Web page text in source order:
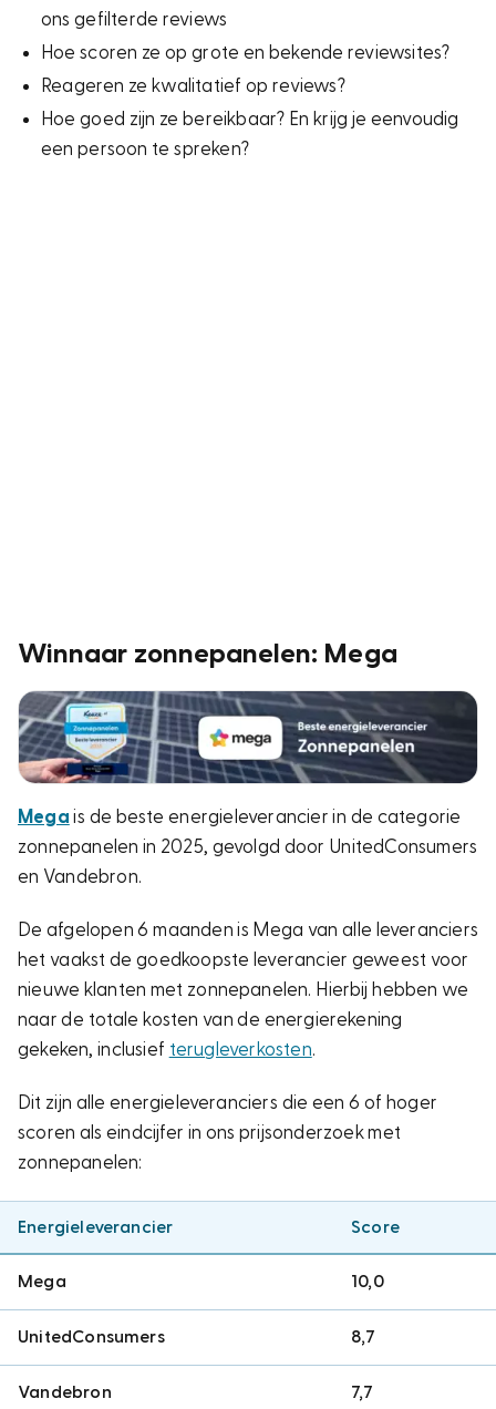
ons gefilterde reviews
Hoe scoren ze op grote en bekende reviewsites?
Reageren ze kwalitatief op reviews?
Hoe goed zijn ze bereikbaar? En krijg je eenvoudig
een persoon te spreken?
Winnaar zonnepanelen: Mega
Mega is de beste energieleverancier in de categorie
zonnepanelen in 2025, gevolgd door UnitedConsumers
en Vandebron.
De afgelopen 6 maanden is Mega van alle leveranciers
het vaakst de goedkoopste leverancier geweest voor
nieuwe klanten met zonnepanelen. Hierbij hebben we
naar de totale kosten van de energierekening
gekeken, inclusief terugleverkosten.
Dit zijn alle energieleveranciers die een 6 of hoger
scoren als eindcijfer in ons prijsonderzoek met
zonnepanelen:
Energieleverancier Score
Mega 10,0
UnitedConsumers 8,7
Vandebron 7,7